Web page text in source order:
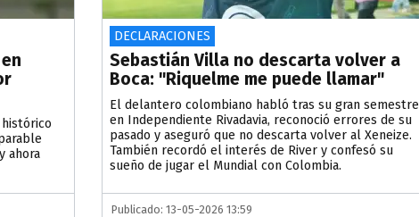
histórico
ahora
DECLARACIONES
Sebastián Villa no descarta volver a
Boca: "Riquelme me puede llamar"
El delantero colombiano habló tras su gran semestre
en Independiente Rivadavia, reconoció errores de su
pasado y aseguró que no descarta volver al Xeneize.
También recordó el interés de River y confesó su
sueño de jugar el Mundial con Colombia.
Publicado: 13-05-2026 13:59